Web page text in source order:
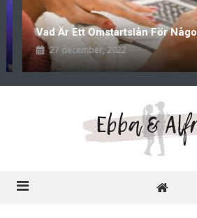
Vad Är Ett Omstartslån För
27 december, 2022